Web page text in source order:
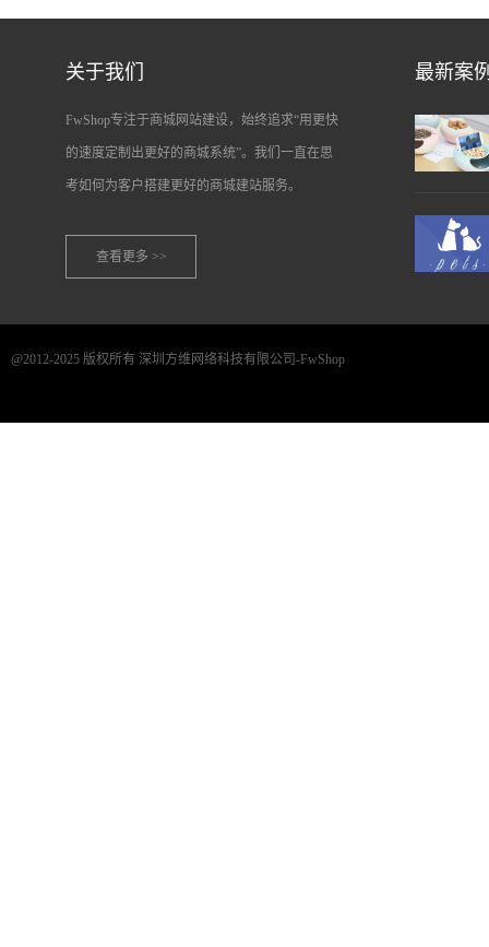
关于我们
FwShop专注于商城网站建设，始终追求“用更快
的速度定制出更好的商城系统”。我们一直在思
考如何为客户搭建更好的商城建站服务。
查看更多 >>
最新案
@2012-2025 版权所有 深圳方维网络科技有限公司-FwShop